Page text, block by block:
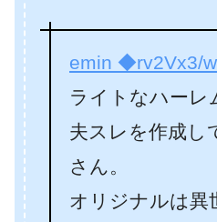
emin ◆rv2Vx3/
ライトなハーレ
夫スレを作成し
さん。
オリジナルは異